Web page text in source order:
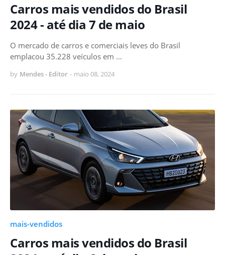
Carros mais vendidos do Brasil
2024 - até dia 7 de maio
O mercado de carros e comerciais leves do Brasil
emplacou 35.228 veículos em …
by Mendes - Editor - maio 08, 2024
mais-vendidos
Carros mais vendidos do Brasil